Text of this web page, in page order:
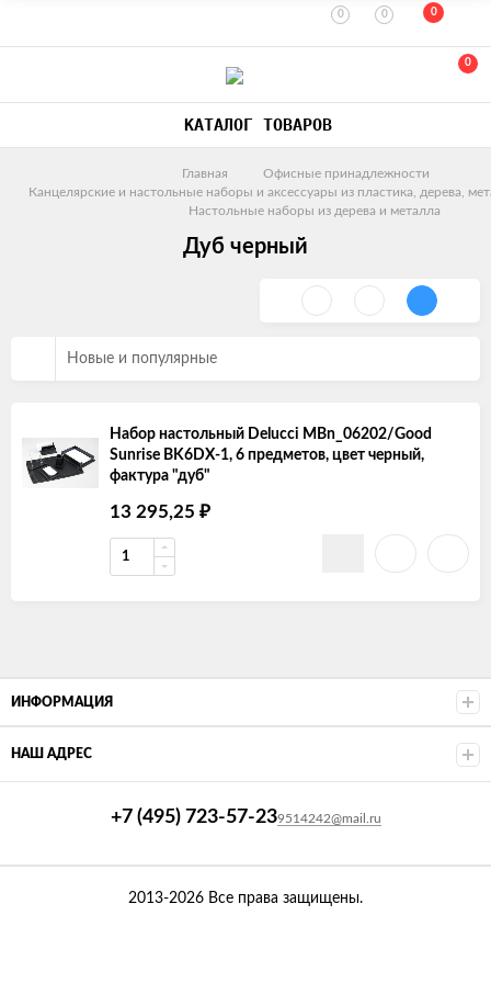
0 0 0
0
КАТАЛОГ ТОВАРОВ
Главная
Офисные принадлежности
Канцелярские и настольные наборы и аксессуары из пластика, дерева,
Настольные наборы из дерева и металла
Дуб черный
Новые и популярные
Набор настольный Delucci MBn_06202/Good
Sunrise BK6DX-1, 6 предметов, цвет черный,
фактура "дуб"
13 295,25 ₽
ИНФОРМАЦИЯ
НАШ АДРЕС
+7 (495) 723-57-239514242@mail.ru
2013-2026 Все права защищены.